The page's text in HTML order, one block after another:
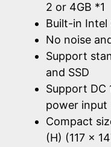
2 or 4GB *1
Built-in Intel
No noise
Support
and SSD
Support DC
power input
Compact
(H) (117 x